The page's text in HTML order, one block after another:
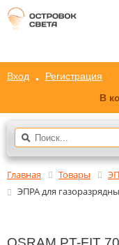
Вход
Регистрация
В
Главная Товары
ЭПРА для